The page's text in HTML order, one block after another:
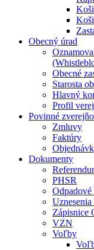
Obecný úrad
Obecné
Starosta
Hlavný
Profil
Povinné
Zmluvy
Faktúry
Dokumenty
PHSR
Odpadové
Zápisnice
VZN
Voľby